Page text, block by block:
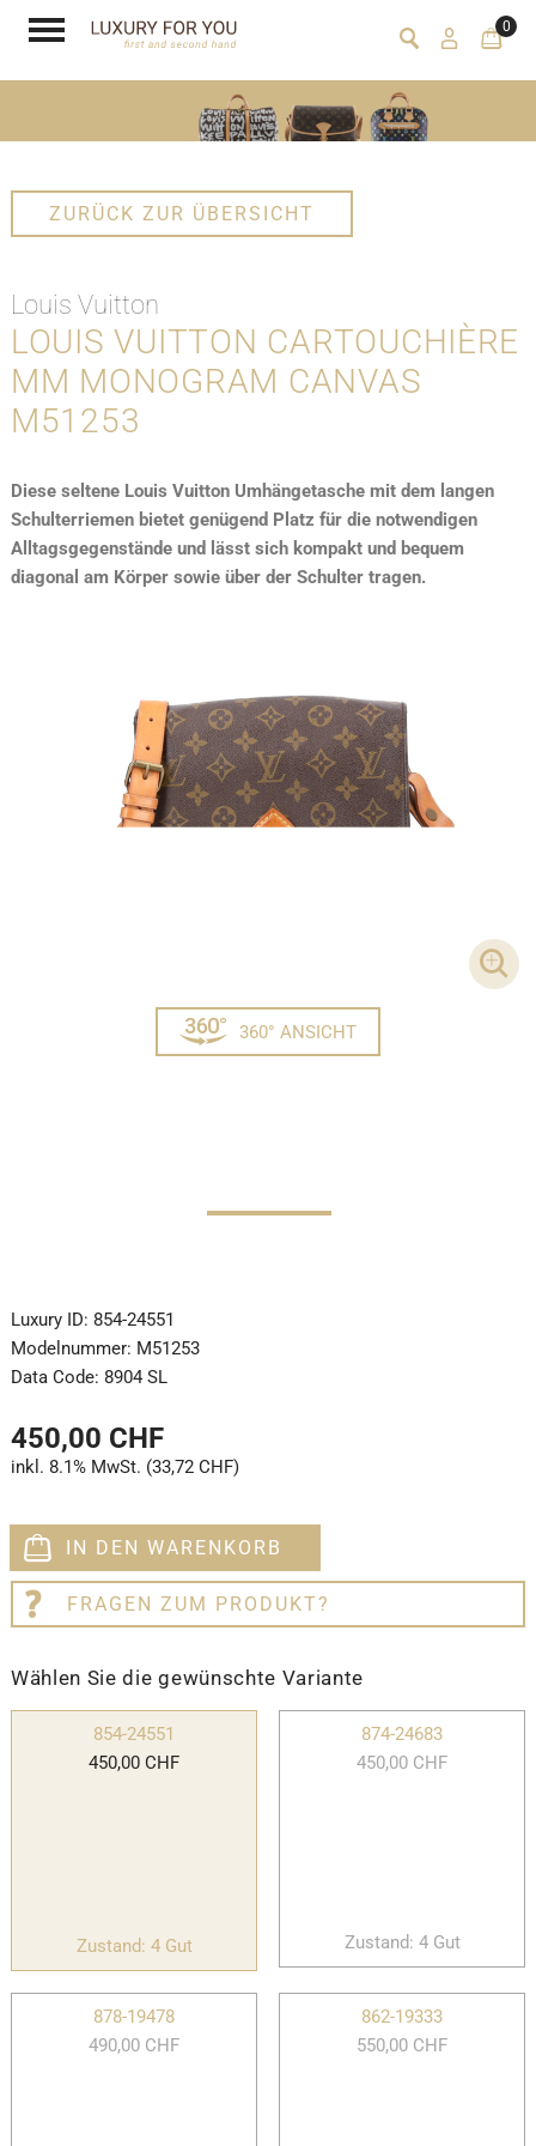
0
ZURÜCK ZUR ÜBERSICHT
Louis Vuitton
LOUIS VUITTON CARTOUCHIÈRE
MM MONOGRAM CANVAS
M51253
Diese seltene Louis Vuitton Umhängetasche mit dem langen
Schulterriemen bietet genügend Platz für die notwendigen
Alltagsgegenstände und lässt sich kompakt und bequem
diagonal am Körper sowie über der Schulter tragen.
360° ANSICHT
Luxury ID: 854-24551
Modelnummer: M51253
Data Code: 8904 SL
450,00 CHF
inkl. 8.1% MwSt. (33,72 CHF)
IN DEN WARENKORB
FRAGEN ZUM PRODUKT?
Wählen Sie die gewünschte Variante
854-24551
450,00 CHF
Zustand: 4 Gut
874-24683
450,00 CHF
Zustand: 4 Gut
878-19478
490,00 CHF
862-19333
550,00 CHF